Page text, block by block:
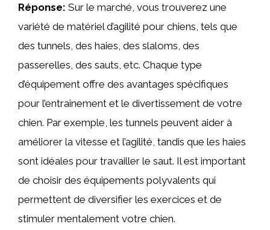
Réponse: Sur le marché, vous trouverez une
variété de matériel d’agilité pour chiens, tels que
des tunnels, des haies, des slaloms, des
passerelles, des sauts, etc. Chaque type
d’équipement offre des avantages spécifiques
pour l’entraînement et le divertissement de votre
chien. Par exemple, les tunnels peuvent aider à
améliorer la vitesse et l’agilité, tandis que les haies
sont idéales pour travailler le saut. Il est important
de choisir des équipements polyvalents qui
permettent de diversifier les exercices et de
stimuler mentalement votre chien.